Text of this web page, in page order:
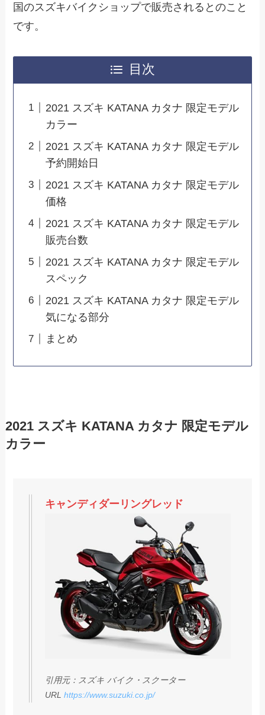
国のスズキバイクショップで販売されるとのこと
です。
目次
2021 スズキ KATANA カタナ 限定モデル
カラー
2021 スズキ KATANA カタナ 限定モデル
予約開始日
2021 スズキ KATANA カタナ 限定モデル
価格
2021 スズキ KATANA カタナ 限定モデル
販売台数
2021 スズキ KATANA カタナ 限定モデル
スペック
2021 スズキ KATANA カタナ 限定モデル
気になる部分
まとめ
2021 スズキ KATANA カタナ 限定モデル
カラー
キャンディダーリングレッド
引用元：スズキ バイク・スクーター
URLhttps://www.suzuki.co.jp/